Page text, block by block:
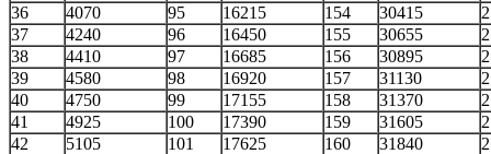
36
4070 95 16215 154 30415
37
4240 96 16450 155 30655
38
4410 97 16685 156 30895
39
4580 98 16920 157 31130
40
4750 99 17155 158 31370
41
4925 100 17390 159 31605
42
5105 101 17625 160 31840